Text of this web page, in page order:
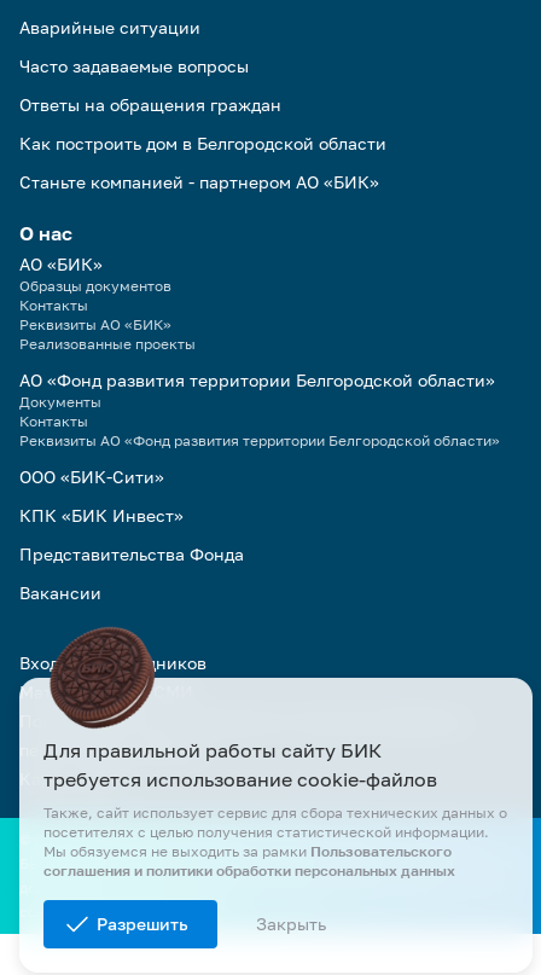
Аварийные ситуации
Часто задаваемые вопросы
Ответы на обращения граждан
Как построить дом в Белгородской области
Станьте компанией - партнером АО «БИК»
О нас
АО «БИК»
Образцы документов
Контакты
Реквизиты АО «БИК»
Реализованные проекты
АО «Фонд развития территории Белгородской области»
Документы
Контакты
Реквизиты АО «Фонд развития территории Белгородской области»
ООО «БИК-Сити»
КПК «БИК Инвест»
Представительства Фонда
Вакансии
Вход для сотрудников
Материалы для СМИ
Пользовательское соглашение и политика обработки
персональных данных
Карта сайта
© Официальный сайт АО «БИК» и АО «Фонд развития территории
Белгородской области». Все права защищены. Все материалы сайта
ссылки на первоисточник.
Для правильной работы сайту БИК
требуется использование cookie-файлов
Также, сайт использует сервис для сбора технических данных о
посетителях с целью получения статистической информации.
Мы обязуемся не выходить за рамки Пользовательского
соглашения и политики обработки персональных данных
Разрешить Закрыть